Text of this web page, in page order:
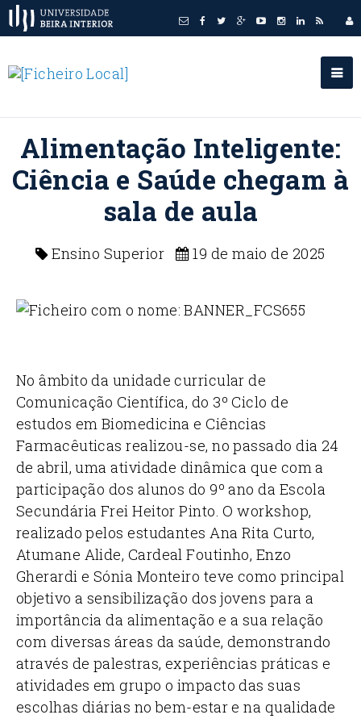
Alimentação Inteligente:
Ciência e Saúde chegam à
sala de aula
Ensino Superior 19 de maio de 2025
No âmbito da unidade curricular de
Comunicação Científica, do 3º Ciclo de
estudos em Biomedicina e Ciências
Farmacêuticas realizou-se, no passado dia 24
de abril, uma atividade dinâmica que com a
participação dos alunos do 9º ano da Escola
Secundária Frei Heitor Pinto. O workshop,
realizado pelos estudantes Ana Rita Curto,
Atumane Alide, Cardeal Foutinho, Enzo
Gherardi e Sónia Monteiro teve como principal
objetivo a sensibilização dos jovens para a
importância da alimentação e a sua relação
com diversas áreas da saúde, demonstrando
através de palestras, experiências práticas e
atividades em grupo o impacto das suas
escolhas diárias no bem-estar e na qualidade